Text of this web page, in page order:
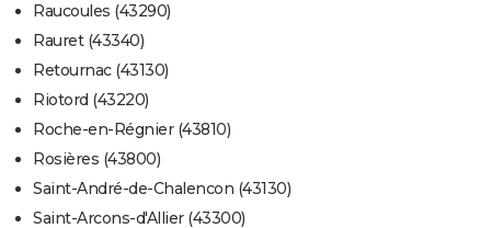
Raucoules (43290)
Rauret (43340)
Retournac (43130)
Riotord (43220)
Roche-en-Régnier (43810)
Rosières (43800)
Saint-André-de-Chalencon (43130)
Saint-Arcons-d'Allier (43300)